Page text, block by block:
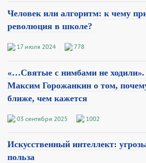
Человек или алгоритм: к чему
революция в школе?
17 июля 2024 778
«…Святые с нимбами не ходили».
Максим Горожанкин о том,
ближе, чем кажется
03 сентября 2025 1002
Искусственный интеллект:
польза